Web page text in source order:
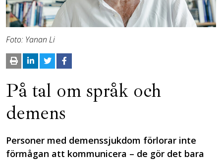
Foto: Yanan Li
På tal om språk och
demens
Personer med demenssjukdom förlorar inte
förmågan att kommunicera – de gör det bara